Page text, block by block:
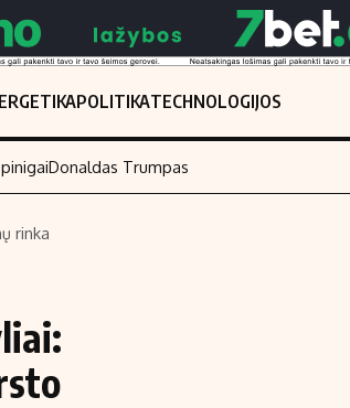
POLITIKATECHNOLOGIJOS
Indėliai
Donaldas Trumpas
rinka